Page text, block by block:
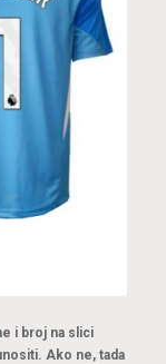
i broj na slici
Ako ne, tada